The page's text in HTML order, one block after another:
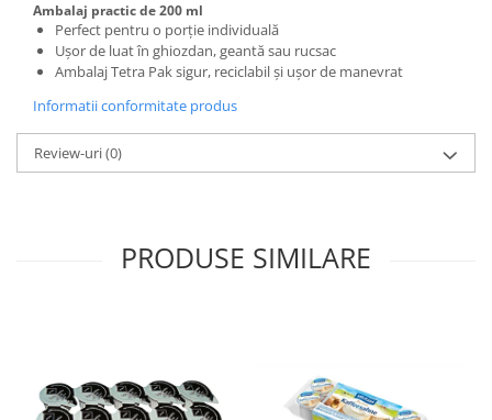
Ambalaj practic de 200 ml
Perfect pentru o porție individuală
Ușor de luat în ghiozdan, geantă sau rucsac
Ambalaj Tetra Pak sigur, reciclabil și ușor de manevrat
Informatii conformitate produs
Review-uri(0)
PRODUSE SIMILARE